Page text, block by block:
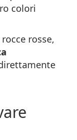
colori
rosse,